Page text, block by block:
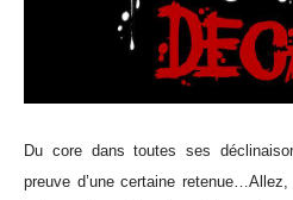
Du core dans toutes ses
preuve d’une certaine